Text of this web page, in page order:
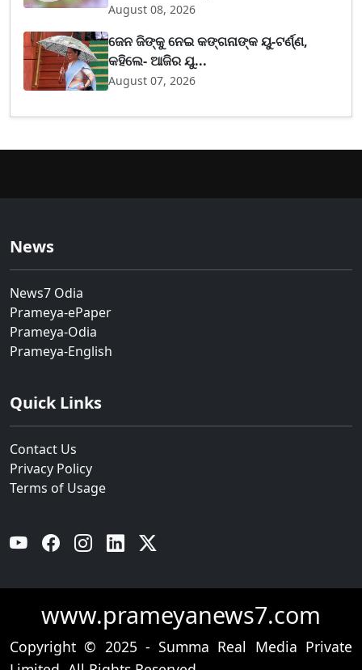
August 08, 2026
ଜେନ ଜିଙ୍କୁ ନେଇ କଙ୍ଗନାଙ୍କ ୟୁ-ଟର୍ଣ୍ଣ,
କହିଲେ- ଆଜିର ଯୁ...
August 07, 2026
News
News7 Odia
Prameya-ePaper
Prameya-Odia
Prameya-English
Quick Links
Contact Us
Privacy Policy
Terms of Usage
YouTube Facebook Instagram Linkedin
www.prameyanews7.com
Copyright © 2025 - Summa Real Media Private